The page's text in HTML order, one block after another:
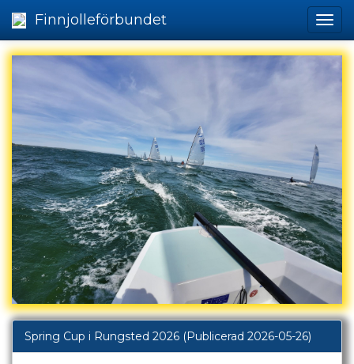
Finnjolleförbundet
Spring Cup i Rungsted 2026 (Publicerad 2026-05-26)